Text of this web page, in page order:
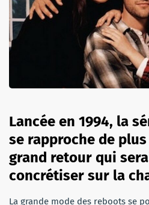
Lancée en 1994, la
se rapproche de plus
grand retour qui
concrétiser sur la
La grande mode des reboots se